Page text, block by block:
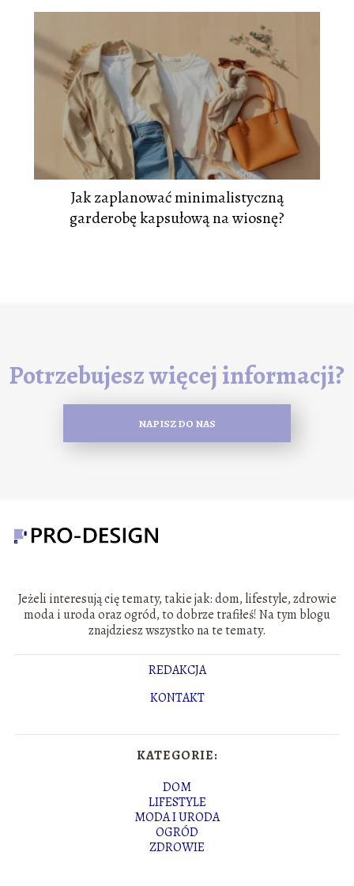
Jak zaplanować minimalistyczną
garderobę kapsułową na wiosnę?
Potrzebujesz więcej informacji?
NAPISZ DO NAS
Jeżeli interesują cię tematy, takie jak: dom, lifestyle, zdrowie
moda i uroda oraz ogród, to dobrze trafiłeś! Na tym blogu
znajdziesz wszystko na te tematy.
REDAKCJA
KONTAKT
KATEGORIE:
DOM
LIFESTYLE
MODA I URODA
OGRÓD
ZDROWIE